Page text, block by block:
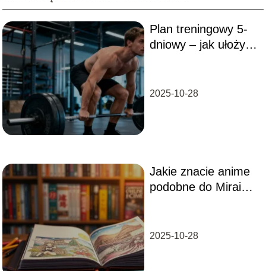
Plan treningowy 5-
dniowy – jak ułożyć
2025-10-28
Jakie znacie anime
podobne do Mirai
2025-10-28